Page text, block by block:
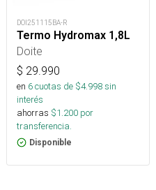
DOI251115BA-R
Termo Hydromax 1,8L
Doite
$ 29.990
en 6cuotas de $4.998sin
interés
ahorras $1.200 por
transferencia.
Disponible